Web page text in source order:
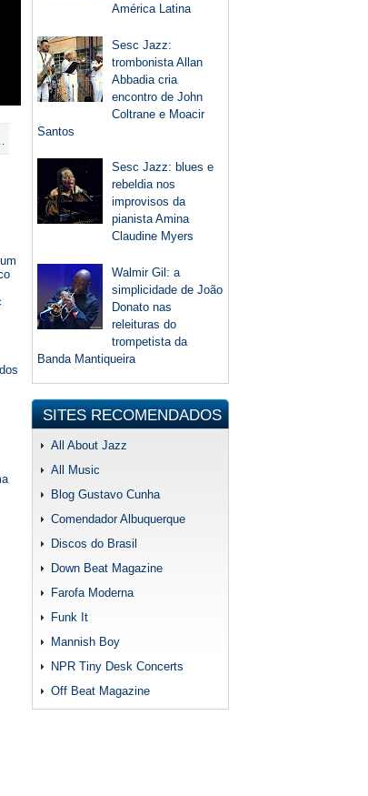
América Latina
Sesc Jazz:
trombonista Allan
Abbadia cria
encontro de John
Coltrane e Moacir
Santos
Sesc Jazz: blues e
rebeldia nos
improvisos da
pianista Amina
Claudine Myers
Walmir Gil: a
simplicidade de João
Donato nas
releituras do
trompetista da
Banda Mantiqueira
SITES RECOMENDADOS
All About Jazz
All Music
Blog Gustavo Cunha
Comendador Albuquerque
Discos do Brasil
Down Beat Magazine
Farofa Moderna
Funk It
Mannish Boy
NPR Tiny Desk Concerts
Off Beat Magazine